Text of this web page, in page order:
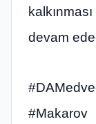
devam
#Makarov